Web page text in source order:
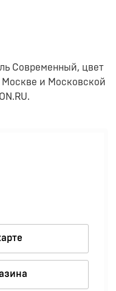
Современный, цвет
Москве и Московской